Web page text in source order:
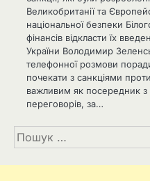
Великобританії та
національної безпеки
фінансів відкласти їх
України Володимир
телефонної розмови
почекати з санкціями
важливим як посередник
переговорів, за…
Пошук: